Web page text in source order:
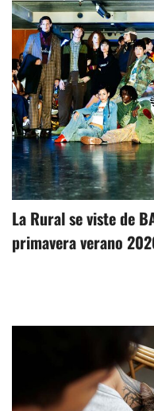
La Rural se viste de
primavera verano